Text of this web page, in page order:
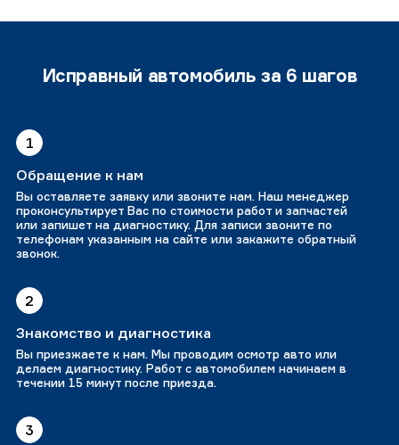
Исправный автомобиль за 6 шагов
1
Обращение к нам
Вы оставляете заявку или звоните нам. Наш менеджер
проконсультирует Вас по стоимости работ и запчастей
или запишет на диагностику. Для записи звоните по
телефонам указанным на сайте или закажите обратный
звонок.
2
Знакомство и диагностика
Вы приезжаете к нам. Мы проводим осмотр авто или
делаем диагностику. Работ с автомобилем начинаем в
течении 15 минут после приезда.
3